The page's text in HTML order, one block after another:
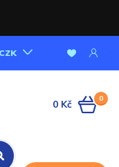
CZK
0
0 Kč